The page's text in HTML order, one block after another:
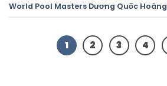
World Pool Masters Dương Quốc Hoàng
1 2 3 4